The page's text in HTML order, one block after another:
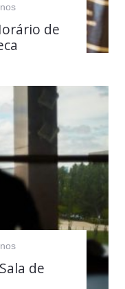
de
de